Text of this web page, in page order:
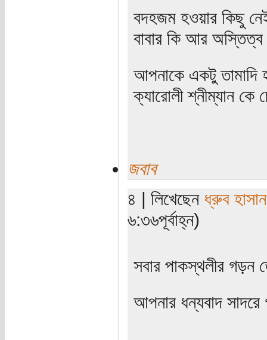
বদহজম হওয়ার কিছু
বাবার কি আর অস্তিত্ব
আপনাকে একটু তামাদি
ক্যারোলী শ্নীম্যান কে
জবাব
৪ | লিখেছেন ধ্রুব হাসান
৬:৩৬পূর্বাহ্ন)
সবার পাকস্থলীর গড়ন
আপনার ধন্যবাদ